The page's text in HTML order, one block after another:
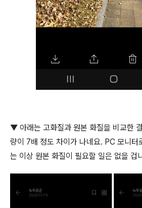
▼ 아래는 고화질과 원본 화질을 비교한
량이 7배 정도 차이가 나네요. PC 모니터
는 이상 원본 화질이 필요할 일은 없을 겁